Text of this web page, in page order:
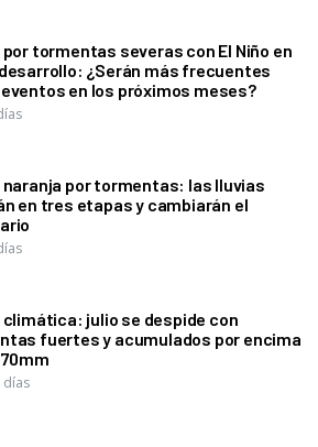
tormentas severas con El Niño en
¿Serán más frecuentes
en los próximos meses?
por tormentas: las lluvias
en tres etapas y cambiarán el
julio se despide con
fuertes y acumulados por encima
días